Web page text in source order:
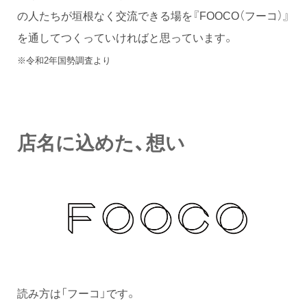
の人たちが垣根なく交流できる場を『FOOCO（フーコ）』
を通してつくっていければと思っています。
※令和2年国勢調査より
店名に込めた、想い
読み方は「フーコ」です。